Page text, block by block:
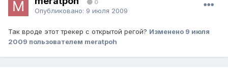
0
Опубликовано: 9 июля 2009
Так вроде этот трекер с открытой регой? Изменено 9 июля
2009 пользователем meratpoh